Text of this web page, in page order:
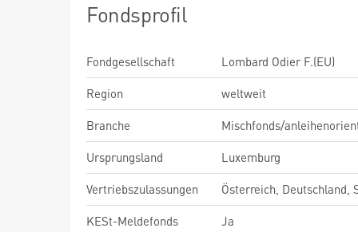
Fondsprofil
Fondgesellschaft
Lombard Odier F.(EU)
Region
weltweit
Branche
Mischfonds/
Ursprungsland
Luxemburg
Vertriebszulassungen
Österreich, Deutschland,
KESt-Meldefonds
Ja